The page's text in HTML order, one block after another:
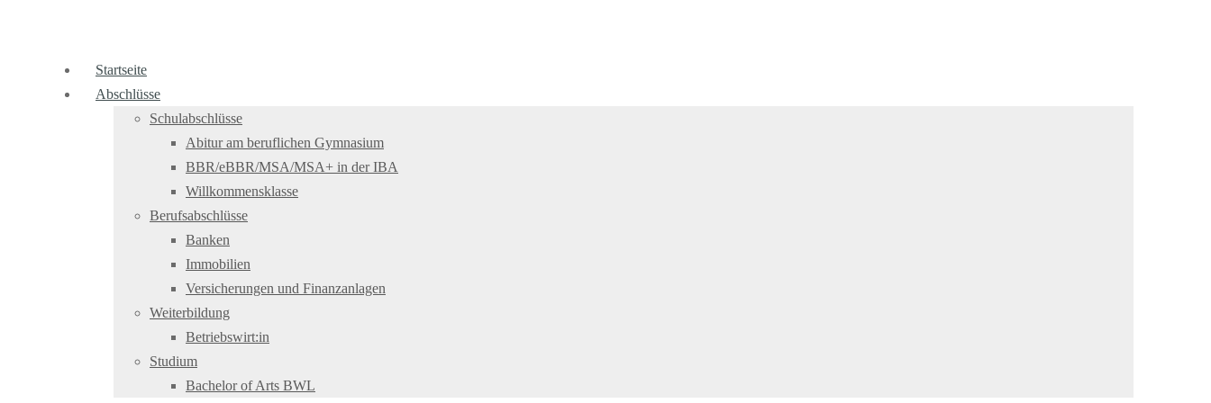
Startseite
Abschlüsse
Schulabschlüsse
Abitur am beruflichen Gymnasium
BBR/eBBR/MSA/MSA+ in der IBA
Willkommensklasse
Berufsabschlüsse
Banken
Immobilien
Versicherungen und Finanzanlagen
Weiterbildung
Betriebswirt:in
Studium
Bachelor of Arts BWL